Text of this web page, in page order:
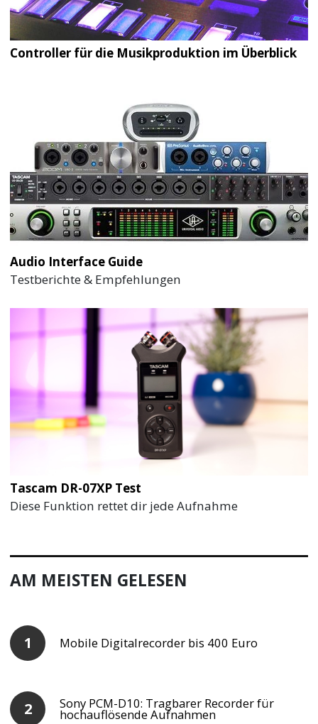
Controller für die Musikproduktion im Überblick
Audio Interface Guide
Testberichte & Empfehlungen
Tascam DR-07XP Test
Diese Funktion rettet dir jede Aufnahme
AM MEISTEN GELESEN
Mobile Digitalrecorder bis 400 Euro
Sony PCM-D10: Tragbarer Recorder für
hochauflösende Aufnahmen